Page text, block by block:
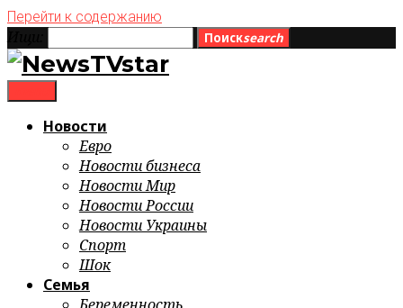
Перейти к содержанию
Поискsearch
Новости
Евро
Новости бизнеса
Новости Мир
Новости России
Новости Украины
Спорт
Шок
Семья